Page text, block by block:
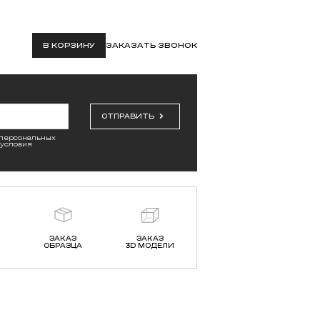
В КОРЗИНУ ЗАКАЗАТЬ ЗВОНОК
ОТПРАВИТЬ
ЗАКАЗ
ОБРАЗЦА
ЗАКАЗ
3D МОДЕЛИ